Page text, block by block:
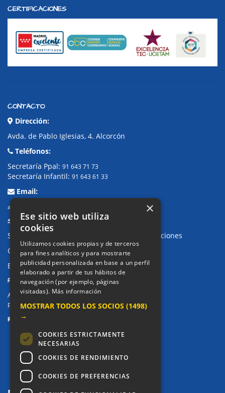
CERTIFICACIONES
CONTACTO
Dirección:
Avda. de Pablo Iglesias, 4. Alcorcón
Teléfonos:
Secretaría Ppal: 91 643 71 73
Secretaría Infantil: 91 643 61 33
Email:
alkor@colegioalkor.com
SUGERENCIAS Y CANAL DE DENUNCIAS
Sugerencias, Quejas, Reclamaciones y Felicitaciones
Canal de denuncias
Buzón denuncia drogas CM
PRIVACIDAD
Aviso legal / Política de privacidad
Política de Cookies
REDES SOCIALES
×
Ese sitio web utiliza
cookies
Utilizamos cookies propias y de terceros
para fines analíticos y para mostrarte
publicidad personalizada en base a un perfil
elaborado a partir de tus hábitos de
navegación (por ejemplo, páginas
visitadas). Más información
MOSTRAR TODOS LOS SOCIOS (1498)
→
COOKIES ESTRICTAMENTE
NECESARIAS
COOKIES DE RENDIMIENTO
COOKIES DE PREFERENCIAS